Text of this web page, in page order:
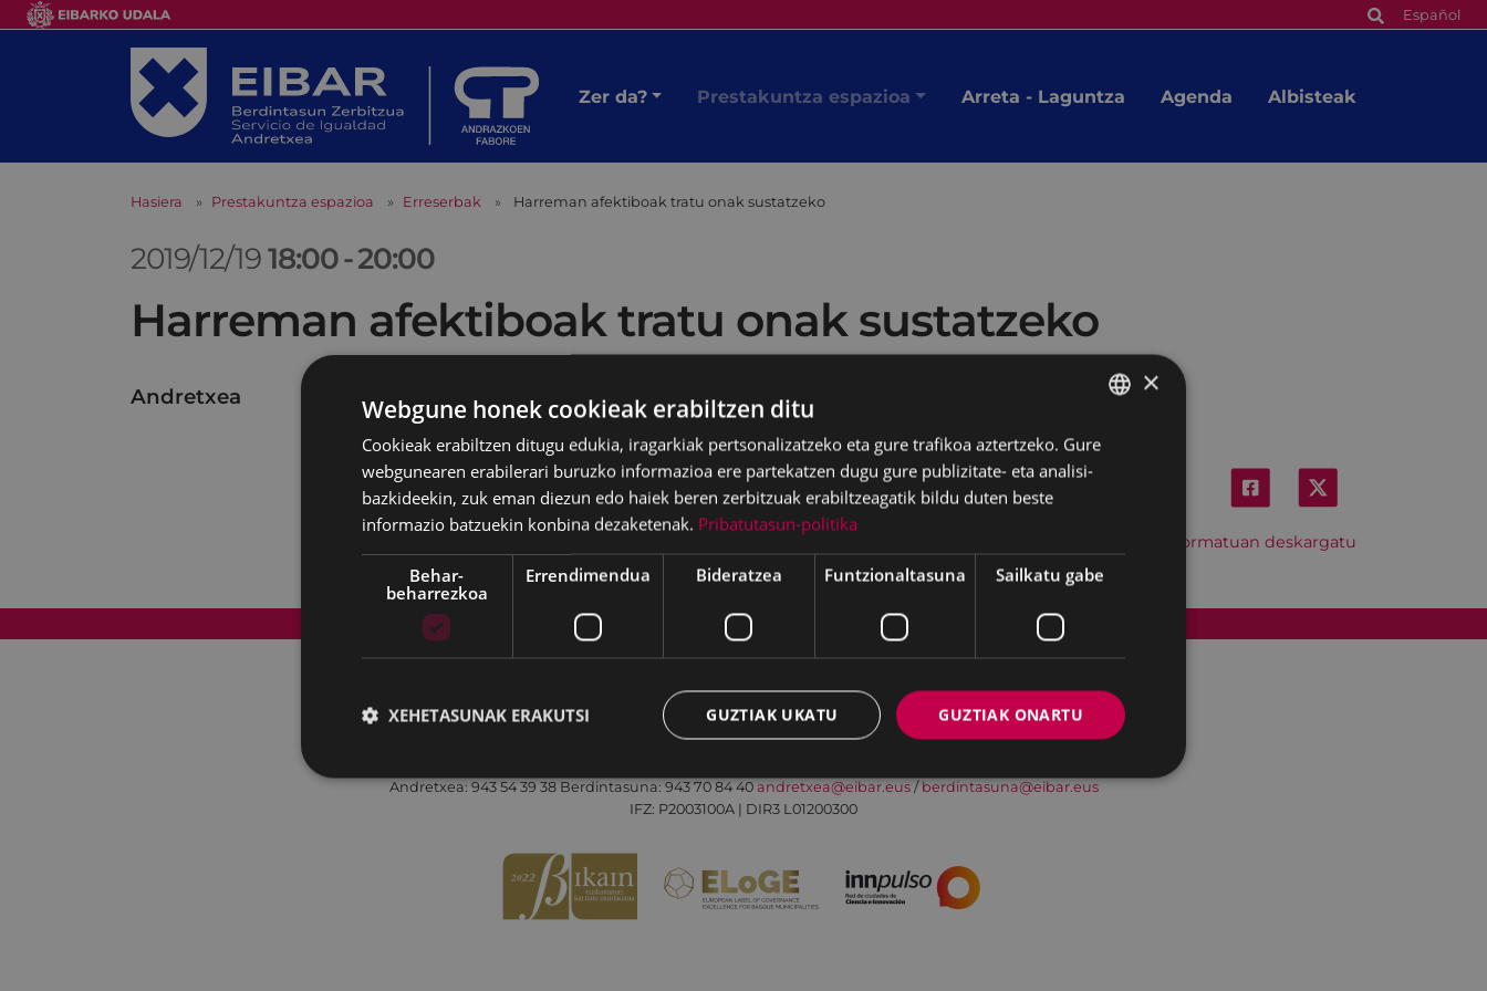
Español
Zer da? Prestakuntza espazioa Arreta - Laguntza Agenda Albisteak
Hasiera Prestakuntza espazioa Erreserbak Harreman afektiboak tratu onak sustatzeko
2019/12/1918:00-20:00
Harreman afektiboak tratu onak sustatzeko
Andretxea
Hitzordu hau iCal formatuan deskargatu
Web mapa Irisgarritasuna Kontaktua Lege-oharra Cookien politika
Udalaren sare sozial guztiak
Andretxea: 943 54 39 38 Berdintasuna: 943 70 84 40 andretxea@eibar.eus/ berdintasuna@eibar.eus
IFZ: P2003100A | DIR3 L01200300
BASQUE
SPANISH
×
Webgune honek cookieak erabiltzen ditu
Cookieak erabiltzen ditugu edukia, iragarkiak pertsonalizatzeko eta gure trafikoa aztertzeko. Gure
webgunearen erabilerari buruzko informazioa ere partekatzen dugu gure publizitate- eta analisi-
bazkideekin, zuk eman diezun edo haiek beren zerbitzuak erabiltzeagatik bildu duten beste
informazio batzuekin konbina dezaketenak. Pribatutasun-politika
Behar-
beharrezkoa
Errendimendua Bideratzea Funtzionaltasuna Sailkatu gabe
GUZTIAK ONARTU
GUZTIAK UKATU
XEHETASUNAK ERAKUTSI